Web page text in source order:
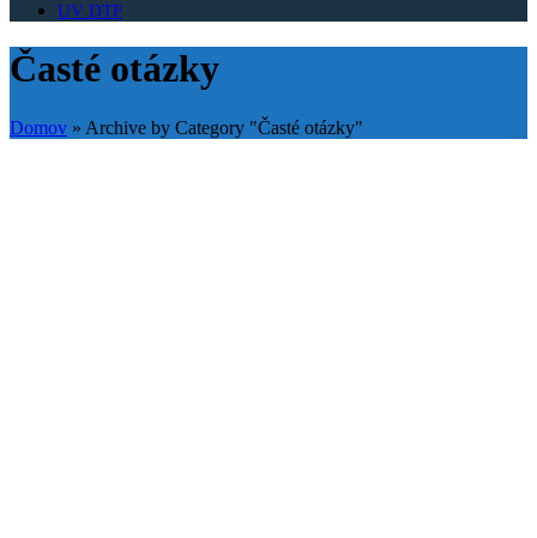
UV DTF
Časté otázky
Domov » Archive by Category "Časté otázky"